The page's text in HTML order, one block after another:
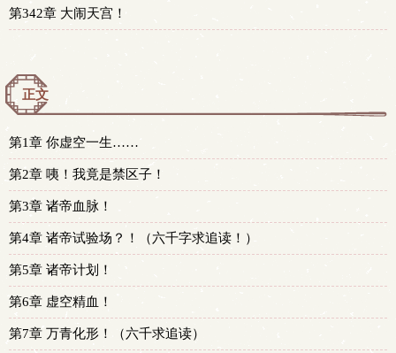
第342章 大闹天宫！
正文
第1章 你虚空一生……
第2章 咦！我竟是禁区子！
第3章 诸帝血脉！
第4章 诸帝试验场？！（六千字求追读！）
第5章 诸帝计划！
第6章 虚空精血！
第7章 万青化形！（六千求追读）